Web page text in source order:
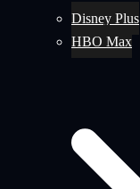
Disney Plus
HBO Max